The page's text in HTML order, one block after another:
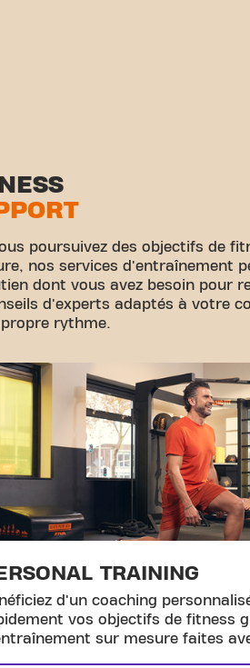
poursuivez des objectifs de
nos services d'entraînement
dont vous avez besoin pour
d'experts adaptés à votre
rythme.
TRAINING
d'un coaching
vos objectifs de fitness
sur mesure faites